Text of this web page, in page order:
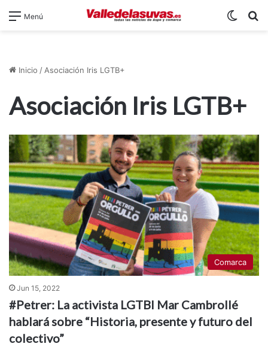
Menú
Inicio / Asociación Iris LGTB+
Asociación Iris LGTB+
Comarca
Jun 15, 2022
#Petrer: La activista LGTBI Mar Cambrollé
hablará sobre “Historia, presente y futuro del
colectivo”